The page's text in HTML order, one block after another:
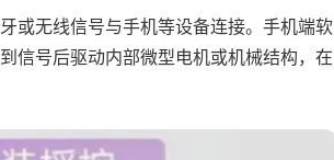
或无线信号与手机等设备连接。手机端软
信号后驱动内部微型电机或机械结构，在